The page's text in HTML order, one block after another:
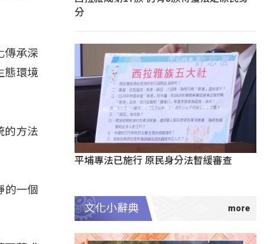
傳承深
態環境
的方法
的一個
分
平埔專法已施行 原民身分法暫緩審查
文化小辭典